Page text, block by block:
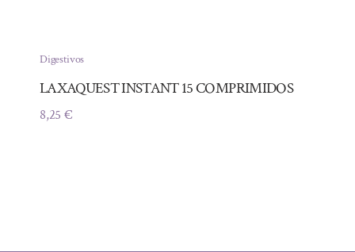
Digestivos
LAXAQUEST INSTANT 15 COMPRIMIDOS
8,25€